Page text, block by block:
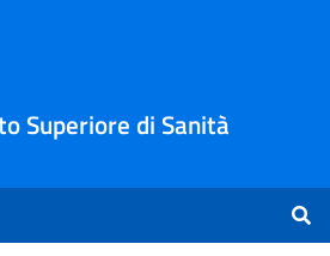
Superiore di Sanità